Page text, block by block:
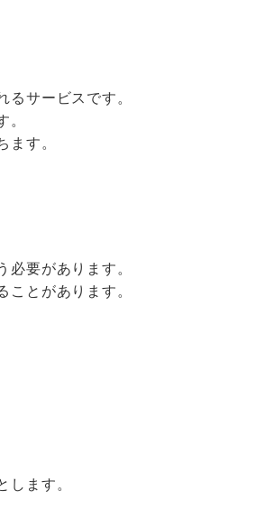
サービスです。
す。
要があります。
とがあります。
ます。